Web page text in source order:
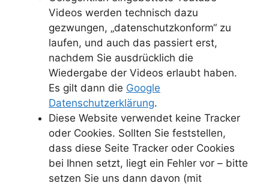
Videos werden technisch dazu
gezwungen, „datenschutzkonform“ zu
laufen, und auch das passiert erst,
nachdem Sie ausdrücklich die
Wiedergabe der Videos erlaubt haben.
Es gilt dann die Google
Datenschutzerklärung.
Diese Website verwendet keine Tracker
oder Cookies. Sollten Sie feststellen,
dass diese Seite Tracker oder Cookies
bei Ihnen setzt, liegt ein Fehler vor – bitte
setzen Sie uns dann davon (mit